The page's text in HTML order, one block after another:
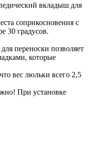
вкладыш для
соприкосновения с
30 градусов.
переноски позволяет
которые
вес люльки всего 2,5
При установке